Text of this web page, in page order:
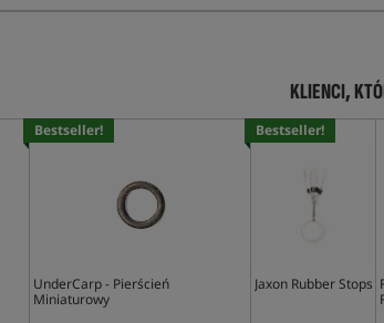
KLIENCI,
Bestseller!
UnderCarp - Pierścień
Miniaturowy
Bestseller!
Jaxon Rubber Stops